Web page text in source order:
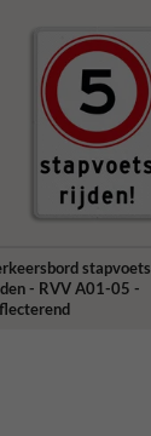
stapvoets
- RVV A01-05 -